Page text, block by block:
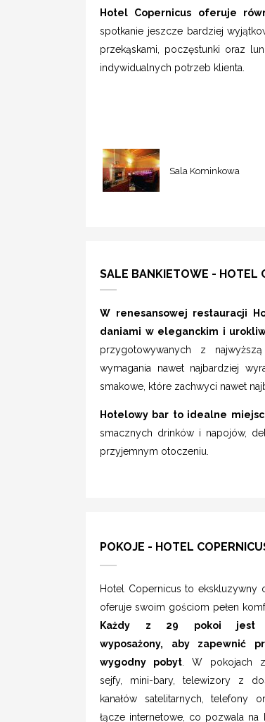
Hotel Copernicus oferuje
spotkanie jeszcze bardziej
przekąskami, poczęstunki oraz
indywidualnych potrzeb klienta.
Sala Kominkowa
SALE BANKIETOWE - HOTEL
W renesansowej restauracji
daniami w eleganckim i
przygotowywanych z
wymagania nawet najbardziej
smakowe, które zachwyci nawet
Hotelowy bar to idealne
smacznych drinków i napojów,
przyjemnym otoczeniu.
POKOJE - HOTEL
Hotel Copernicus to ekskluzywny
oferuje swoim gościom pełen
Każdy z 29 pokoi jest
wyposażony, aby zapewnić
wygodny pobyt. W pokojach
sejfy, mini-bary, telewizory z
kanałów satelitarnych, telefony
łącze internetowe, co pozwala na